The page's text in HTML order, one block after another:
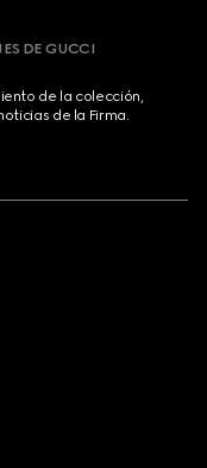
DE GUCCI
de la colección,
de la Firma.